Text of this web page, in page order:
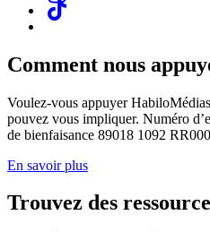
Comment nous
Voulez-vous appuyer
pouvez vous impliquer. Numéro
de bienfaisance 89018 1092
En savoir plus
Trouvez des